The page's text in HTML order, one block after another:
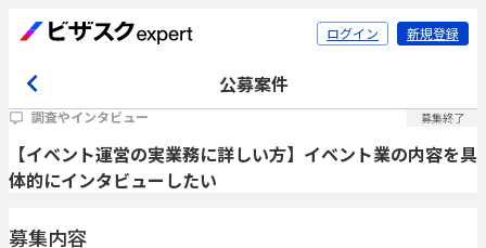
ログイン 新規登録
公募案件
調査やインタビュー 募集終了
【イベント運営の実業務に詳しい方】イベント業の内容を具
体的にインタビューしたい
募集内容